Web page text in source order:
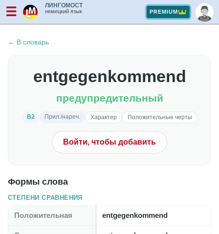
☰ ЛИНГОМОСТ
немецкий язык PREMIUM
← В словарь
entgegenkommend
предупредительный
B2 Прил./нареч. Характер Положительные черты
Войти, чтобы добавить
Формы слова
СТЕПЕНИ СРАВНЕНИЯ
Положительная entgegenkommend